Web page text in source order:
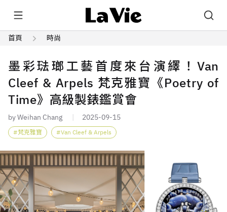
首頁 時尚
墨彩琺瑯工藝首度來台演繹！Van
Cleef & Arpels 梵克雅寶《Poetry of
Time》高級製錶鑑賞會
by Weihan Chang 2025-09-15
梵克雅寶 Van Cleef & Arpels